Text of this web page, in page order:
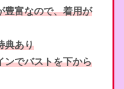
豊富なので、着用が
典あり
ンでバストを下から